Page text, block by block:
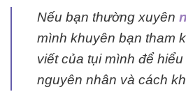
Nếu bạn thường xuyên
mình khuyên bạn tham
viết của tụi mình để
nguyên nhân và cách